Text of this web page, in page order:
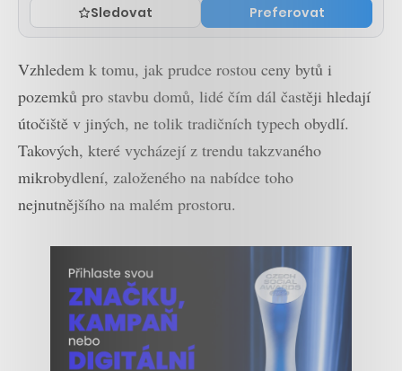
Sledovat Preferovat
Vzhledem k tomu, jak prudce rostou ceny bytů i
pozemků pro stavbu domů, lidé čím dál častěji hledají
útočiště v jiných, ne tolik tradičních typech obydlí.
Takových, které vycházejí z trendu takzvaného
mikrobydlení, založeného na nabídce toho
nejnutnějšího na malém prostoru.